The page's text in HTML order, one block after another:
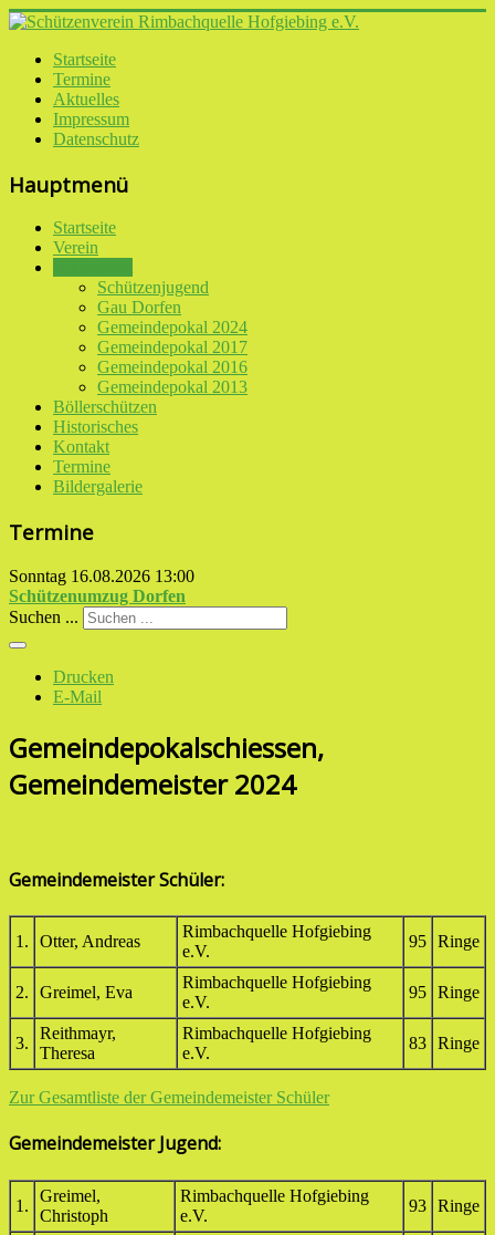
Startseite
Termine
Aktuelles
Impressum
Datenschutz
Hauptmenü
Startseite
Verein
Schützenjugend
Gau Dorfen
Gemeindepokal 2024
Gemeindepokal 2017
Gemeindepokal 2016
Gemeindepokal 2013
Böllerschützen
Historisches
Kontakt
Termine
Bildergalerie
Termine
Sonntag 16.08.2026 13:00
Schützenumzug Dorfen
Suchen ...
Drucken
E-Mail
Gemeindepokalschiessen,
Gemeindemeister 2024
Gemeindemeister Schüler:
1. Otter, Andreas
Rimbachquelle Hofgiebing
e.V.
95 Ringe
2. Greimel, Eva
Rimbachquelle Hofgiebing
e.V.
95 Ringe
3.
Reithmayr,
Theresa
Rimbachquelle Hofgiebing
e.V.
83 Ringe
Zur Gesamtliste der Gemeindemeister Schüler
Gemeindemeister Jugend:
1.
Greimel,
Christoph
Rimbachquelle Hofgiebing
e.V.
93 Ringe